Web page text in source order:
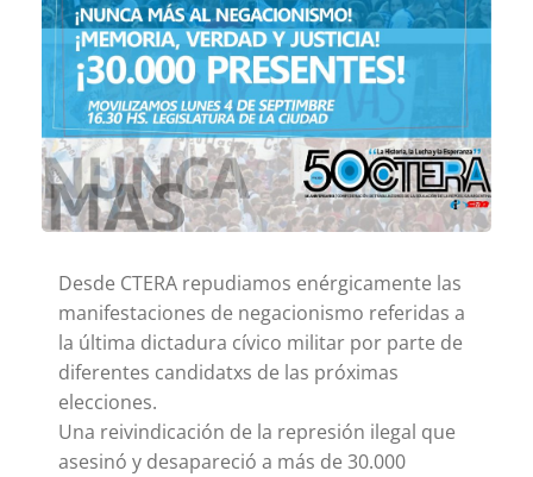
Desde CTERA repudiamos enérgicamente las
manifestaciones de negacionismo referidas a
la última dictadura cívico militar por parte de
diferentes candidatxs de las próximas
elecciones.
Una reivindicación de la represión ilegal que
asesinó y desapareció a más de 30.000